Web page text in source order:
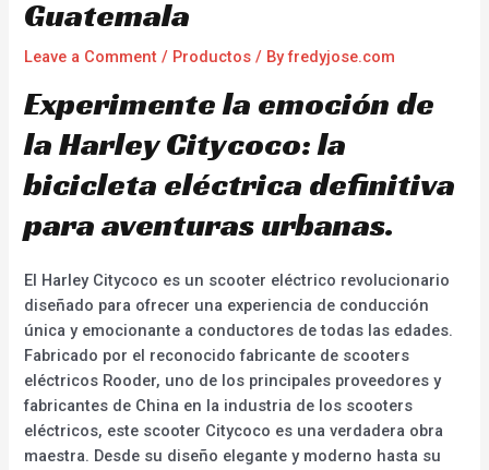
Guatemala
Leave a Comment / Productos / Byfredyjose.com
Experimente la emoción de
la Harley Citycoco: la
bicicleta eléctrica definitiva
para aventuras urbanas.
El Harley Citycoco es un scooter eléctrico revolucionario
diseñado para ofrecer una experiencia de conducción
única y emocionante a conductores de todas las edades.
Fabricado por el reconocido fabricante de scooters
eléctricos Rooder, uno de los principales proveedores y
fabricantes de China en la industria de los scooters
eléctricos, este scooter Citycoco es una verdadera obra
maestra. Desde su diseño elegante y moderno hasta su